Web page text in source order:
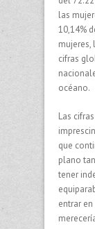
las
10,14%
mujeres,
cifras
océano.
Las
que
plano
tener
entrar